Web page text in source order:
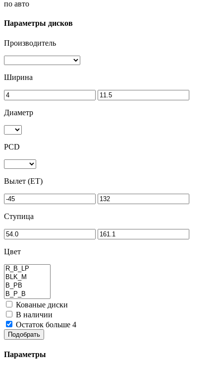
по авто
Параметры дисков
Производитель
Ширина
Диаметр
PCD
Вылет (ET)
Ступица
Цвет
Кованые диски
В наличии
Остаток больше 4
Подобрать
Параметры